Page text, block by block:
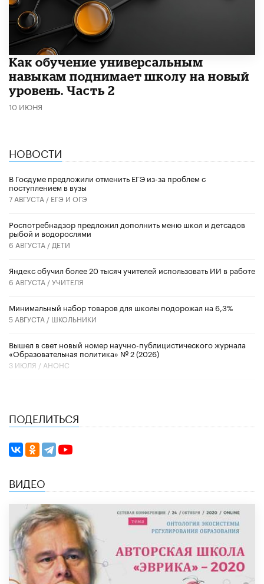
​Как обучение универсальным
навыкам поднимает школу на новый
уровень. Часть 2
10 ИЮНЯ
НОВОСТИ
В Госдуме предложили отменить ЕГЭ из-за проблем с
поступлением в вузы
7 АВГУСТА / ЕГЭ И ОГЭ
Роспотребнадзор предложил дополнить меню школ и детсадов
рыбой и водорослями
6 АВГУСТА / ДЕТИ
​Яндекс обучил более 20 тысяч учителей использовать ИИ в работе
6 АВГУСТА /УЧИТЕЛЯ
Минимальный набор товаров для школы подорожал на 6,3%
5 АВГУСТА / ШКОЛЬНИКИ
Вышел в свет новый номер научно-публицистического журнала
«Образовательная политика» № 2 (2026)
3 ИЮЛЯ / АНОНС
ПОДЕЛИТЬСЯ
ВИДЕО